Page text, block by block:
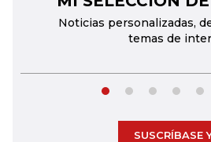
Noticias personalizadas,
temas de
SUSCRÍBASE